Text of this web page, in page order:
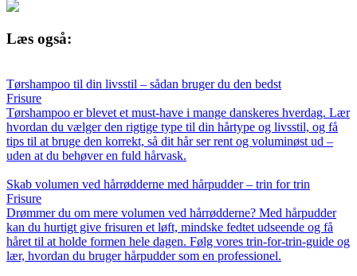
Læs også:
Tørshampoo til din livsstil – sådan bruger du den bedst
Frisure
Tørshampoo er blevet et must-have i mange danskeres hverdag. Lær
hvordan du vælger den rigtige type til din hårtype og livsstil, og få
tips til at bruge den korrekt, så dit hår ser rent og voluminøst ud –
uden at du behøver en fuld hårvask.
Skab volumen ved hårrødderne med hårpudder – trin for trin
Frisure
Drømmer du om mere volumen ved hårrødderne? Med hårpudder
kan du hurtigt give frisuren et løft, mindske fedtet udseende og få
håret til at holde formen hele dagen. Følg vores trin-for-trin-guide og
lær, hvordan du bruger hårpudder som en professionel.